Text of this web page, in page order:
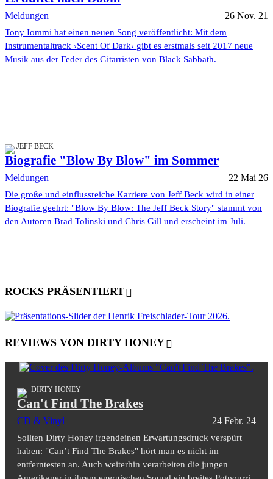
Meldungen 26 Nov. 21
Tony Iommi hat einen neuen Song veröffentlicht: Mit dem
Instrumentaltrack ›Scent Of Dark‹ gibt es erstmals seit 2017 neue
Musik aus der Feder des Gitarristen von Black Sabbath.
JEFF BECK
Biografie "Blow By Blow" im Sommer
Meldungen 22 Mai 26
Die große und einflussreiche Karriere von Jeff Beck wird in einer
Biografie geehrt: "Blow By Blow: The Jeff Beck Story" stammt von
den Autoren Brad Tolinski und Chris Gill und erscheint im Juli.
ROCKS PRÄSENTIERT
REVIEWS VON DIRTY HONEY
DIRTY HONEY
Can't Find The Brakes
CD & Vinyl 24 Febr. 24
Sollten Dirty Honey irgendeinen Erwartungsdruck verspürt
haben: "Can’t Find The Brakes" hört man es nicht im
entferntesten an. Auch weiterhin verarbeiten die jungen